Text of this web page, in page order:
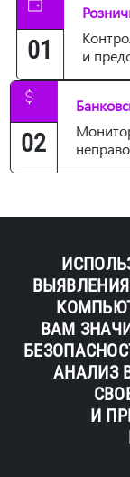
01
и
02
ВАМ
АНАЛИЗ
И